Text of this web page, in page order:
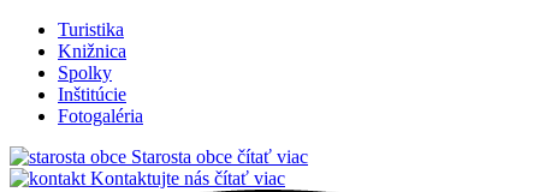
Turistika
Knižnica
Spolky
Inštitúcie
Fotogaléria
Starosta obce čítať viac
Kontaktujte nás čítať viac